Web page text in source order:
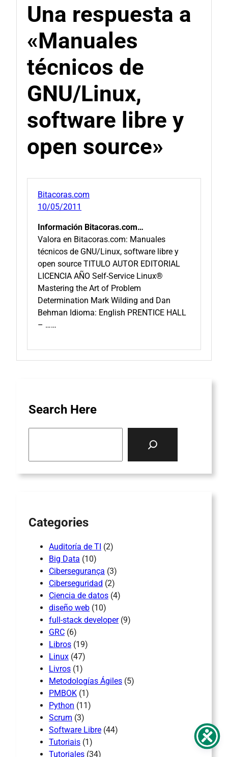
Una respuesta a
«Manuales
técnicos de
GNU/Linux,
software libre y
open source»
Bitacoras.com
10/05/2011
Información Bitacoras.com…
Valora en Bitacoras.com: Manuales
técnicos de GNU/Linux, software libre y
open source TITULO AUTOR EDITORIAL
LICENCIA AÑO Self-Service Linux®
Mastering the Art of Problem
Determination Mark Wilding and Dan
Behman Idioma: English PRENTICE HALL
– ……
Search Here
Categories
Auditoría de TI (2)
Big Data (10)
Cibersegurança (3)
Ciberseguridad (2)
Ciencia de datos (4)
diseño web (10)
full-stack developer(9)
GRC (6)
Libros (19)
Linux (47)
Livros (1)
Metodologías Ágiles (5)
PMBOK (1)
Python (11)
Scrum (3)
Software Libre (44)
Tutoriais (1)
Tutoriales (34)